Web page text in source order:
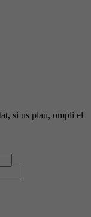
si us plau, ompli el